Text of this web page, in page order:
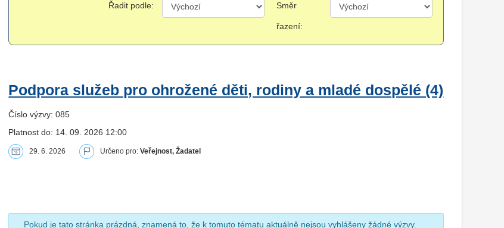
Řadit podle: Směr
řazení:
Podpora služeb pro ohrožené děti, rodiny a mladé dospělé (4)
Číslo výzvy: 085
Platnost do: 14. 09. 2026 12:00
29. 6. 2026 Určeno pro:Veřejnost, Žadatel
Pokud je tato stránka prázdná, znamená to, že k tomuto tématu aktuálně nejsou vyhlášeny žádné výzvy.